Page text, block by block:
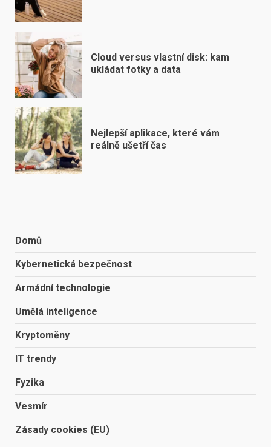
Cloud versus vlastní disk: kam
ukládat fotky a data
Nejlepší aplikace, které vám
reálně ušetří čas
Domů
Kybernetická bezpečnost
Armádní technologie
Umělá inteligence
Kryptoměny
IT trendy
Fyzika
Vesmír
Zásady cookies (EU)